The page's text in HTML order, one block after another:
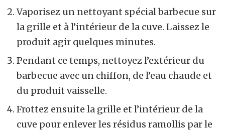
Vaporisez un nettoyant spécial barbecue sur
la grille et à l’intérieur de la cuve. Laissez le
produit agir quelques minutes.
Pendant ce temps, nettoyez l’extérieur du
barbecue avec un chiffon, de l’eau chaude et
du produit vaisselle.
Frottez ensuite la grille et l’intérieur de la
cuve pour enlever les résidus ramollis par le